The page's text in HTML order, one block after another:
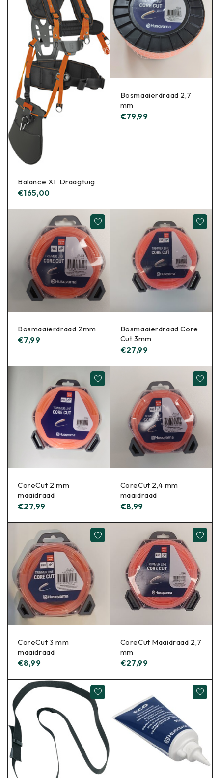
Balance XT Draagtuig
€165,00
Bosmaaierdraad 2,7
mm
€79,99
Bosmaaierdraad 2mm
€7,99
Bosmaaierdraad Core
Cut 3mm
€27,99
CoreCut 2 mm
maaidraad
€27,99
CoreCut 2,4 mm
maaidraad
€8,99
CoreCut 3 mm
maaidraad
€8,99
CoreCut Maaidraad 2,7
mm
€27,99